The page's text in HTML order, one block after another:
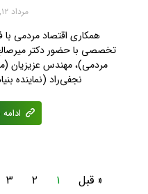
مرداد ۱۲, ۱۴۰۵
همکاری اقتصاد مردمی
تخصصی با حضور دکتر
مردمی)، مهندس عزیزیان
نجفی‌راد (نماینده
« قبل ۱ ۲ ۳